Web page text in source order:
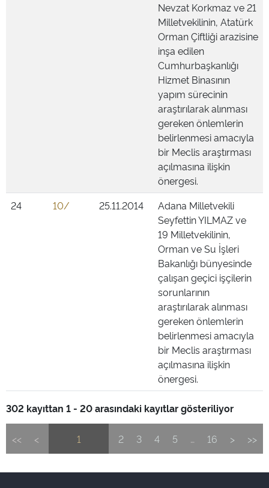
Nevzat Korkmaz ve 21
Milletvekilinin, Atatürk
Orman Çiftliği arazisine
inşa edilen
Cumhurbaşkanlığı
Hizmet Binasının
yapım sürecinin
araştırılarak alınması
gereken önlemlerin
belirlenmesi amacıyla
bir Meclis araştırması
açılmasına ilişkin
önergesi.
24
10/ 25.11.2014
Adana Milletvekili
Seyfettin YILMAZ ve
19 Milletvekilinin,
Orman ve Su İşleri
Bakanlığı bünyesinde
çalışan geçici işçilerin
sorunlarının
araştırılarak alınması
gereken önlemlerin
belirlenmesi amacıyla
bir Meclis araştırması
açılmasına ilişkin
önergesi.
302 kayıttan 1 - 20 arasındaki kayıtlar gösteriliyor
<< < 1 2 3 4 5 … 16 > >>